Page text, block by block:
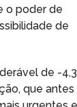
o poder de
de
de -
que antes